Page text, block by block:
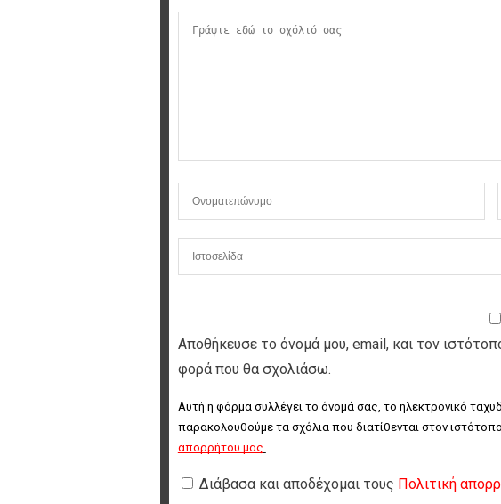
Αποθήκευσε το όνομά μου, email, και τον
φορά που θα σχολιάσω.
Αυτή η φόρμα συλλέγει το όνομά σας, το ηλεκτρονικό
παρακολουθούμε τα σχόλια που διατίθενται στον
απορρήτου μας.
Διάβασα και αποδέχομαι τους Πολιτική